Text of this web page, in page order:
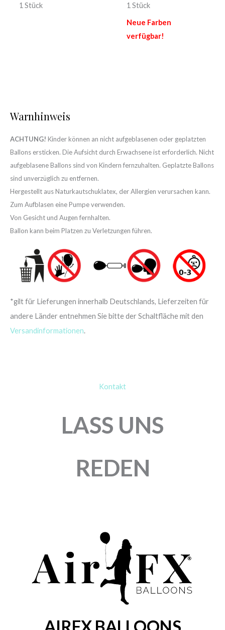
1 Stück 1 Stück
Neue Farben
verfügbar!
Warnhinweis
ACHTUNG! Kinder können an nicht aufgeblasenen oder geplatzten
Ballons ersticken. Die Aufsicht durch Erwachsene ist erforderlich. Nicht
aufgeblasene Ballons sind von Kindern fernzuhalten. Geplatzte Ballons
sind unverzüglich zu entfernen.
Hergestellt aus Naturkautschuklatex, der Allergien verursachen kann.
Zum Aufblasen eine Pumpe verwenden.
Von Gesicht und Augen fernhalten.
Ballon kann beim Platzen zu Verletzungen führen.
*gilt für Lieferungen innerhalb Deutschlands, Lieferzeiten für
andere Länder entnehmen Sie bitte der Schaltfläche mit den
Versandinformationen.
Kontakt
LASS UNS
REDEN